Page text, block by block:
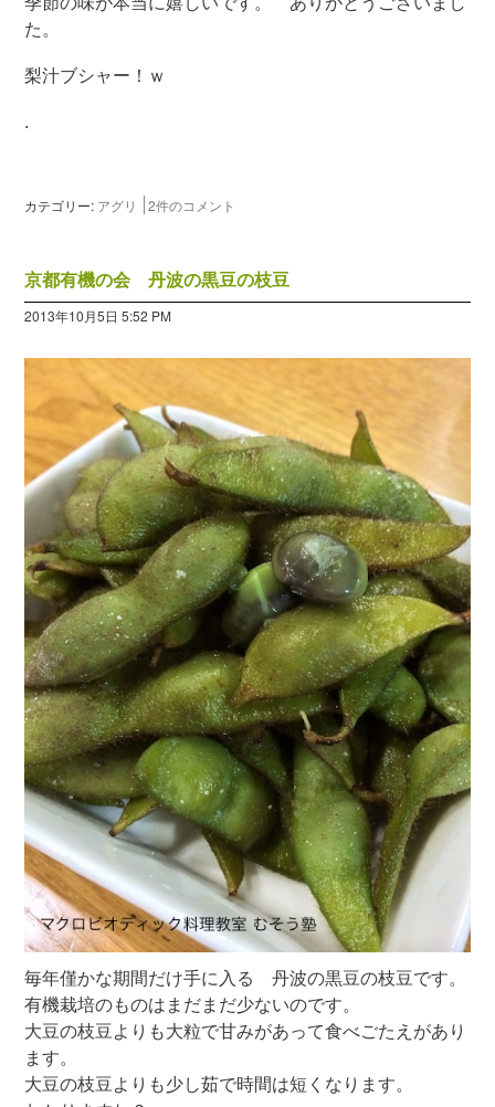
た。
梨汁ブシャー！ｗ
.
カテゴリー: アグリ 2件のコメント
京都有機の会 丹波の黒豆の枝豆
2013年10月5日 5:52 PM
毎年僅かな期間だけ手に入る 丹波の黒豆の枝豆です。
有機栽培のものはまだまだ少ないのです。
大豆の枝豆よりも大粒で甘みがあって食べごたえがあり
ます。
大豆の枝豆よりも少し茹で時間は短くなります。